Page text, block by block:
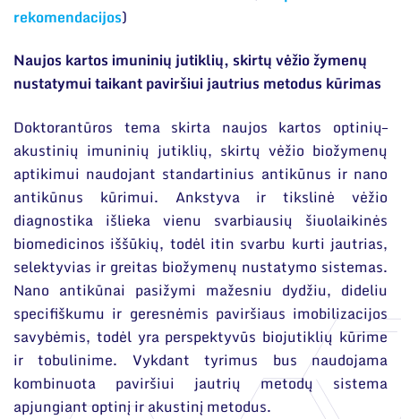
organizacijose bei asociacijose
Apie studijas
Priėmimas į doktorantūrą
Gyvenimas doktorantūroje
DUK
Dokumentai
rekomendacijos)
Naujos kartos imuninių jutiklių, skirtų vėžio žymenų
nustatymui taikant paviršiui jautrius metodus kūrimas
Doktorantūros tema skirta naujos kartos optinių–
akustinių imuninių jutiklių, skirtų vėžio biožymenų
aptikimui naudojant standartinius antikūnus ir nano
antikūnus kūrimui. Ankstyva ir tikslinė vėžio
diagnostika išlieka vienu svarbiausių šiuolaikinės
biomedicinos iššūkių, todėl itin svarbu kurti jautrias,
selektyvias ir greitas biožymenų nustatymo sistemas.
Nano antikūnai pasižymi mažesniu dydžiu, dideliu
specifiškumu ir geresnėmis paviršiaus imobilizacijos
savybėmis, todėl yra perspektyvūs biojutiklių kūrime
ir tobulinime. Vykdant tyrimus bus naudojama
kombinuota paviršiui jautrių metodų sistema
apjungiant optinį ir akustinį metodus.